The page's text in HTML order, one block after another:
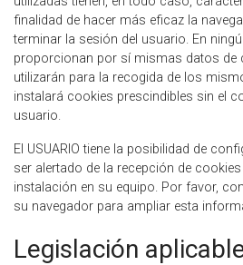
finalidad de hacer más eficaz la
terminar la sesión del usuario. En
proporcionan por sí mismas datos de
utilizarán para la recogida de los
instalará cookies prescindibles sin el
usuario.
El USUARIO tiene la posibilidad de
ser alertado de la recepción de
instalación en su equipo. Por favor,
su navegador para ampliar esta
Legislación